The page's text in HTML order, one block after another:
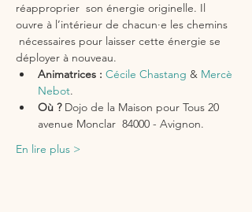
réapproprier  son énergie originelle. Il
ouvre à l’intérieur de chacun·e les chemins
nécessaires pour laisser cette énergie se
déployer à nouveau.
Animatrices : Cécile Chastang & Mercè
Nebot.
Où ? Dojo de la Maison pour Tous 20
avenue Monclar  84000 - Avignon.
En lire plus >